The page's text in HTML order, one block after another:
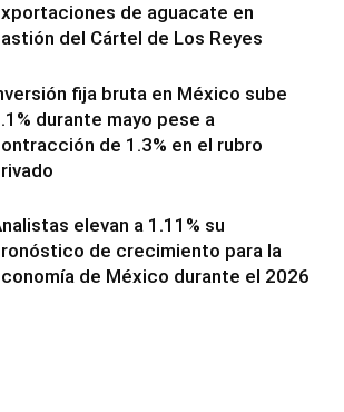
de aguacate en
del Cártel de Los Reyes
fija bruta en México sube
durante mayo pese a
de 1.3% en el rubro
elevan a 1.11% su
de crecimiento para la
de México durante el 2026